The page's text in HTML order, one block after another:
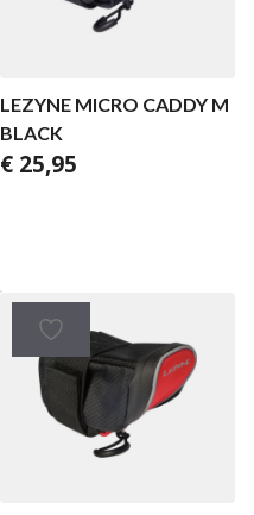
LEZYNE MICRO CADDY M
BLACK
€ 25,95